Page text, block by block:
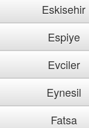
Eskisehir
Espiye
Evciler
Eynesil
Fatsa